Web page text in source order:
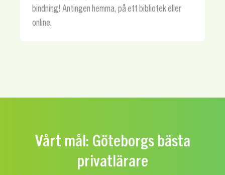
bindning! Antingen hemma, på ett bibliotek eller
online.
Vårt mål: Göteborgs bästa
privatlärare